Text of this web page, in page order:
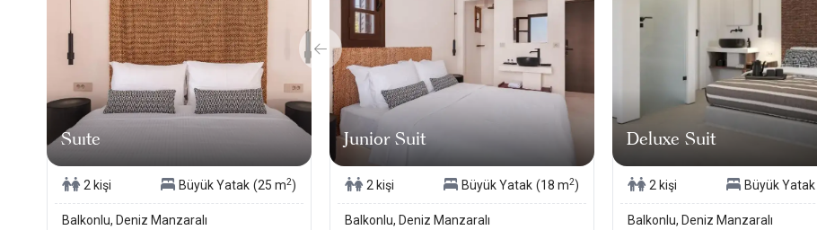
Suıte
2 kişi Büyük Yatak (25 m2)
Balkonlu, Deniz Manzaralı
Junior Suit
2 kişi Büyük Yatak (18 m2)
Balkonlu, Deniz Manzaralı
Deluxe Suit
2 kişi Büyük Yatak
Balkonlu, Deniz Manzaralı